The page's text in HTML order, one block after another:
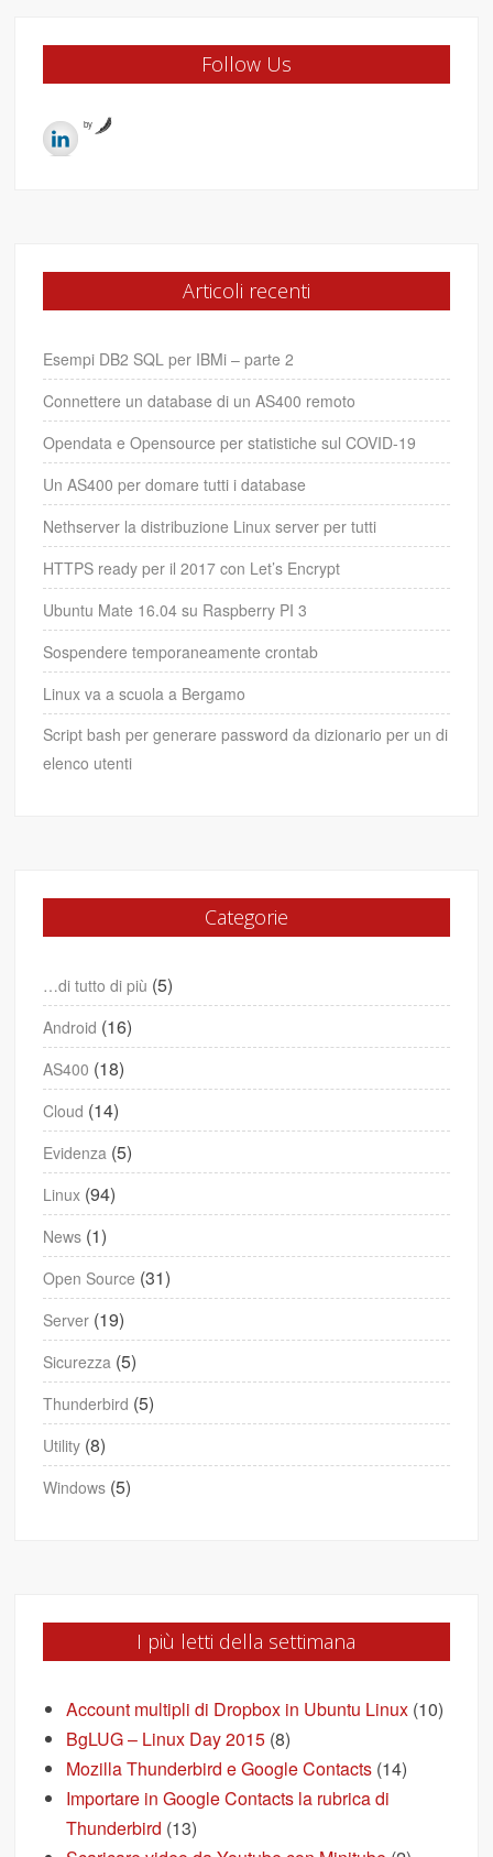
Follow Us
by
Articoli recenti
Esempi DB2 SQL per IBMi – parte 2
Connettere un database di un AS400 remoto
Opendata e Opensource per statistiche sul COVID-19
Un AS400 per domare tutti i database
Nethserver la distribuzione Linux server per tutti
HTTPS ready per il 2017 con Let’s Encrypt
Ubuntu Mate 16.04 su Raspberry PI 3
Sospendere temporaneamente crontab
Linux va a scuola a Bergamo
Script bash per generare password da dizionario per un di
elenco utenti
Categorie
…di tutto di più (5)
Android (16)
AS400 (18)
Cloud (14)
Evidenza (5)
Linux (94)
News (1)
Open Source (31)
Server (19)
Sicurezza (5)
Thunderbird (5)
Utility (8)
Windows (5)
I più letti della settimana
Account multipli di Dropbox in Ubuntu Linux (10)
BgLUG – Linux Day 2015 (8)
Mozilla Thunderbird e Google Contacts (14)
Importare in Google Contacts la rubrica di
Thunderbird (13)